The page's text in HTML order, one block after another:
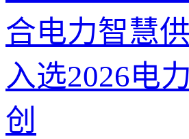
合电力智慧
入选2026电
创